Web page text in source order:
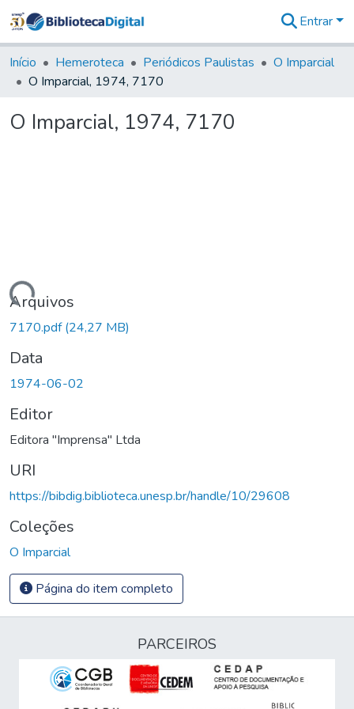
&
Coleções
Tudo na
Digital
Entrar
Início Hemeroteca Periódicos Paulistas
O Imparcial
O Imparcial, 1974, 7170
O Imparcial, 1974, 7170
Arquivos
7170.pdf(24,27 MB)
Data
1974-06-02
Editor
Editora "Imprensa" Ltda
URI
https://bibdig.biblioteca.unesp.br/handle/10/29608
Coleções
O Imparcial
Página do item completo
PARCEIROS